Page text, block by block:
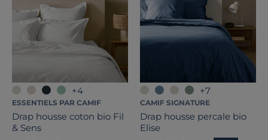
+4
ESSENTIELS PAR CAMIF
Drap housse coton bio Fil
& Sens
+7
CAMIF SIGNATURE
Drap housse percale bio
Elise
Prix
Promotion